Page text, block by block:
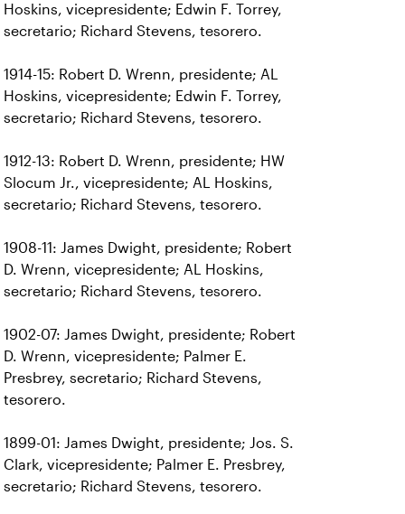
Hoskins, vicepresidente; Edwin F. Torrey,
secretario; Richard Stevens, tesorero.
1914-15: Robert D. Wrenn, presidente; AL
Hoskins, vicepresidente; Edwin F. Torrey,
secretario; Richard Stevens, tesorero.
1912-13: Robert D. Wrenn, presidente; HW
Slocum Jr., vicepresidente; AL Hoskins,
secretario; Richard Stevens, tesorero.
1908-11: James Dwight, presidente; Robert
D. Wrenn, vicepresidente; AL Hoskins,
secretario; Richard Stevens, tesorero.
1902-07: James Dwight, presidente; Robert
D. Wrenn, vicepresidente; Palmer E.
Presbrey, secretario; Richard Stevens,
tesorero.
1899-01: James Dwight, presidente; Jos. S.
Clark, vicepresidente; Palmer E. Presbrey,
secretario; Richard Stevens, tesorero.